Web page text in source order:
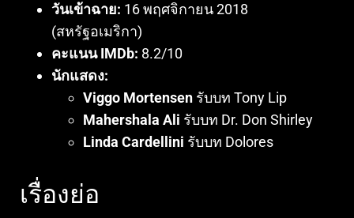
วันเข้าฉาย: 16 พฤศจิกายน 2018
(สหรัฐอเมริกา)
คะแนน IMDb: 8.2/10
นักแสดง:
Viggo Mortensen รับบท Tony Lip
Mahershala Ali รับบท Dr. Don Shirley
Linda Cardellini รับบท Dolores
เรื่องย่อ